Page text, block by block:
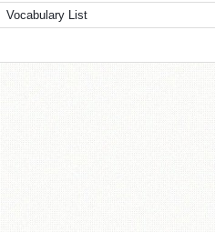
Vocabulary List